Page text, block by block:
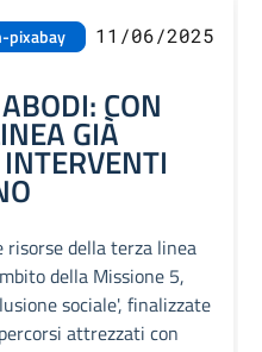
pixabay 11/06/2025
CON
GIÀ
della terza linea
della Missione 5,
sociale', finalizzate
attrezzati con